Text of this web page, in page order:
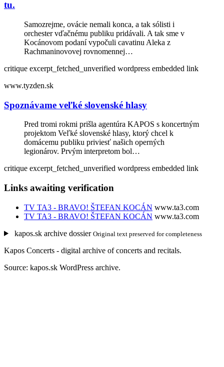
tu.
Samozrejme, ovácie nemali konca, a tak sólisti i
orchester vďačnému publiku pridávali. A tak sme v
Kocánovom podaní vypočuli cavatinu Aleka z
Rachmaninovovej rovnomennej…
critique excerpt_fetched_unverified wordpress embedded link
www.tyzden.sk
Spoznávame veľké slovenské hlasy
Pred tromi rokmi prišla agentúra KAPOS s koncertným
projektom Veľké slovenské hlasy, ktorý chcel k
domácemu publiku priviesť našich operných
legionárov. Prvým interpretom bol…
critique excerpt_fetched_unverified wordpress embedded link
Links awaiting verification
TV TA3 - BRAVO! ŠTEFAN KOCÁN www.ta3.com
TV TA3 - BRAVO! ŠTEFAN KOCÁN www.ta3.com
kapos.sk archive dossier Original text preserved for completeness
Kapos Concerts - digital archive of concerts and recitals.
Source: kapos.sk WordPress archive.